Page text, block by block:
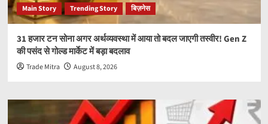
Main Story Trending Story बिज़नेस
31 हजार टन सोना अगर अर्थव्यवस्था में आया तो बदल जाएगी तस्वीर! Gen Z
की पसंद से गोल्ड मार्केट में बड़ा बदलाव
Trade Mitra August 8, 2026